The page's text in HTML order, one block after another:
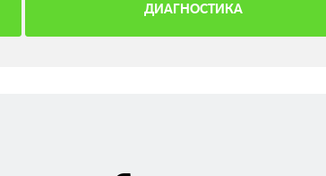
ДИАГНОСТИКА